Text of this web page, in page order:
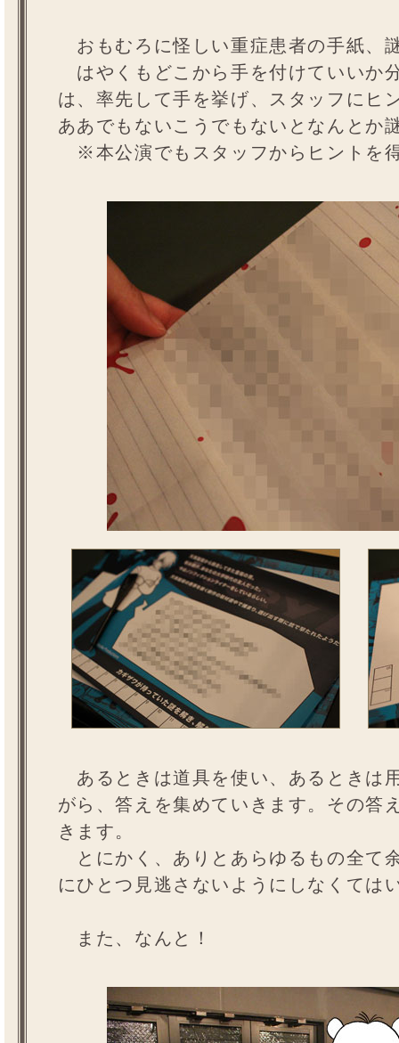
おもむろに怪しい重症患者の手紙
はやくもどこから手を付けていいか
は、率先して手を挙げ、スタッフにヒ
ああでもないこうでもないとなんとか
※本公演でもスタッフからヒントを
あるときは道具を使い、あるときは
がら、答えを集めていきます。その答
きます。
とにかく、ありとあらゆるもの全て
にひとつ見逃さないようにしなくては
また、なんと！